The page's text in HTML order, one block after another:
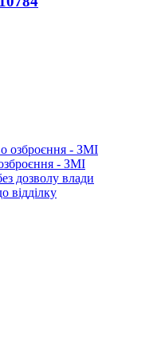
- ЗМІ
дозволу влади
відділку